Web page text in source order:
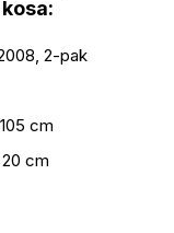
2-pak
cm
cm